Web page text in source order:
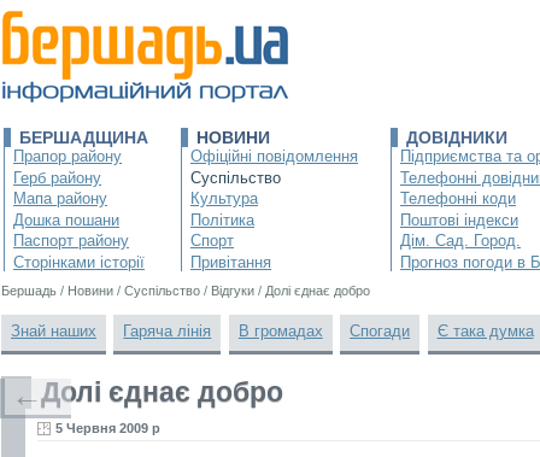
БЕРШАДЩИНА
Прапор району
Герб району
Мапа району
Дошка пошани
Паспорт району
Сторінками історії
НОВИНИ
Офіційні повідомлення
Суспільство
Культура
Політика
Спорт
Привітання
ДОВІДНИКИ
Підприємства та
Телефонні
Телефонні коди
Поштові індекси
Дім. Сад. Город.
Прогноз погоди в
Бершадь / Новини / Суспільство / Відгуки / Долі єднає добро
Знай наших Гаряча лінія В громадах Спогади Є така думка
Долі єднає добро
5 Червня 2009 р
←